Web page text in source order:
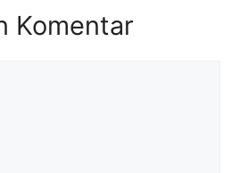
Komentar